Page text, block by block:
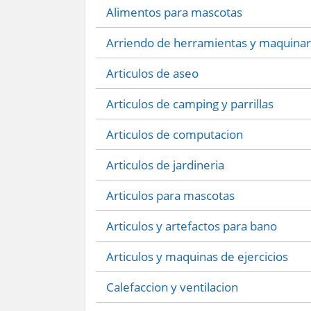
Alimentos para mascotas
Arriendo de herramientas y
Articulos de aseo
Articulos de camping y parrillas
Articulos de computacion
Articulos de jardineria
Articulos para mascotas
Articulos y artefactos para bano
Articulos y maquinas de ejercicios
Calefaccion y ventilacion